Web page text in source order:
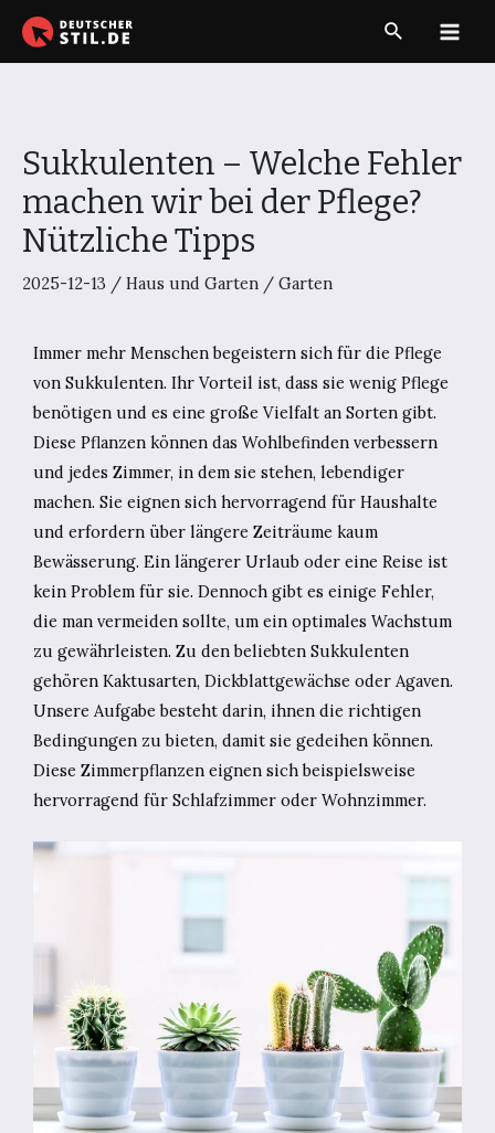
Zum
Inhalt
Suche
Sukkulenten – Welche Fehler
machen wir bei der Pflege?
Nützliche Tipps
2025-12-13 / Haus und Garten / Garten
Immer mehr Menschen begeistern sich für die Pflege
von Sukkulenten. Ihr Vorteil ist, dass sie wenig Pflege
benötigen und es eine große Vielfalt an Sorten gibt.
Diese Pflanzen können das Wohlbefinden verbessern
und jedes Zimmer, in dem sie stehen, lebendiger
machen. Sie eignen sich hervorragend für Haushalte
und erfordern über längere Zeiträume kaum
Bewässerung. Ein längerer Urlaub oder eine Reise ist
kein Problem für sie. Dennoch gibt es einige Fehler,
die man vermeiden sollte, um ein optimales Wachstum
zu gewährleisten. Zu den beliebten Sukkulenten
gehören Kaktusarten, Dickblattgewächse oder Agaven.
Unsere Aufgabe besteht darin, ihnen die richtigen
Bedingungen zu bieten, damit sie gedeihen können.
Diese Zimmerpflanzen eignen sich beispielsweise
hervorragend für Schlafzimmer oder Wohnzimmer.